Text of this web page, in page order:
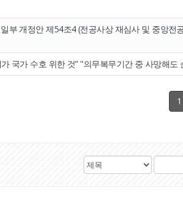
부 개정안 제54조4 (전공사상 재심사 및 중앙전
국가 수호 위한 것” "의무복무기간 중 사망해
1
검
색
검
색